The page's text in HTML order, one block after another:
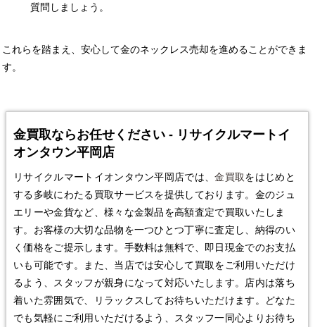
質問しましょう。
これらを踏まえ、安心して金のネックレス売却を進めることができま
す。
金買取ならお任せください - リサイクルマートイ
オンタウン平岡店
リサイクルマートイオンタウン平岡店では、金買取をはじめと
する多岐にわたる買取サービスを提供しております。金のジュ
エリーや金貨など、様々な金製品を高額査定で買取いたしま
す。お客様の大切な品物を一つひとつ丁寧に査定し、納得のい
く価格をご提示します。手数料は無料で、即日現金でのお支払
いも可能です。また、当店では安心して買取をご利用いただけ
るよう、スタッフが親身になって対応いたします。店内は落ち
着いた雰囲気で、リラックスしてお待ちいただけます。どなた
でも気軽にご利用いただけるよう、スタッフ一同心よりお待ち